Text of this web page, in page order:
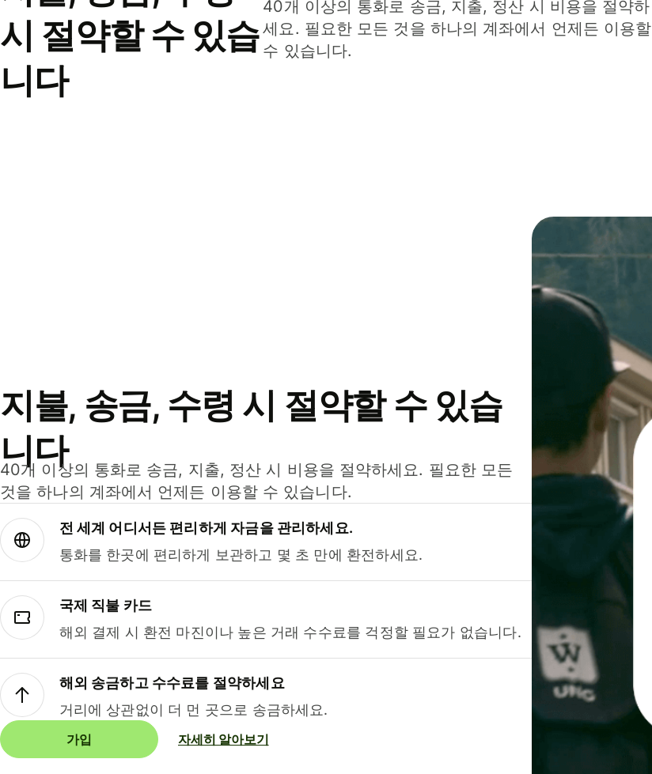
시 절약할 수 있습
니다
40개 이상의 통화로 송금, 지출, 정산 시 비용을 절약하
세요. 필요한 모든 것을 하나의 계좌에서 언제든 이용할
수 있습니다.
지불, 송금, 수령 시 절약할 수 있습
니다
40개 이상의 통화로 송금, 지출, 정산 시 비용을 절약하세요. 필요한 모든
것을 하나의 계좌에서 언제든 이용할 수 있습니다.
전 세계 어디서든 편리하게 자금을 관리하세요.
통화를 한곳에 편리하게 보관하고 몇 초 만에 환전하세요.
국제 직불 카드
해외 결제 시 환전 마진이나 높은 거래 수수료를 걱정할 필요가 없습니다.
해외 송금하고 수수료를 절약하세요
거리에 상관없이 더 먼 곳으로 송금하세요.
가입 자세히 알아보기